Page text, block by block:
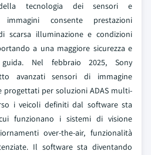
della tecnologia dei sensori e
consente prestazioni
scarsa illuminazione e condizioni
a una maggiore sicurezza e
Nel febbraio 2025, Sony
avanzati sensori di immagine
progettati per soluzioni ADAS multi-
i veicoli definiti dal software sta
funzionano i sistemi di visione
over-the-air, funzionalità
Il software sta diventando